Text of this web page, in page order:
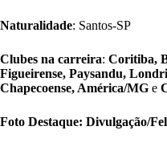
Naturalidade: Santos-SP
Clubes na carreira: Coritiba,
Figueirense, Paysandu,
Chapecoense, América/MG e
Foto Destaque: Divulgação/